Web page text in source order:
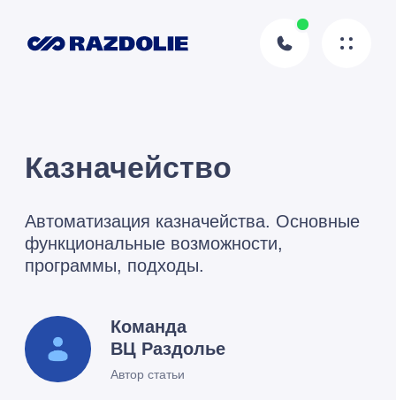
Автоматизация казначейства. Основные
функциональные возможности,
Команда
ВЦ Раздолье
Автор статьи